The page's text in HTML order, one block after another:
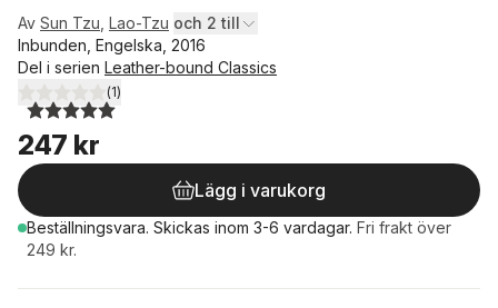
Av Sun Tzu Lao-Tzu och 2 till
Inbunden, Engelska, 2016
Del i serien Leather-bound Classics
5,0utav 5 stjärnor. Totalt antal röster:
(1)
247 kr
Lägg i varukorg
Beställningsvara. Skickas inom 3-6 vardagar. Fri frakt över
249 kr.